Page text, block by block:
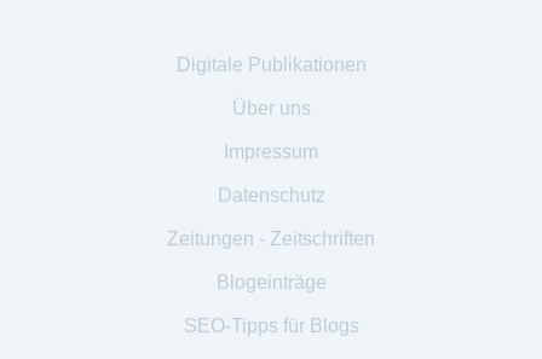
Digitale Publikationen
Über uns
Impressum
Datenschutz
Zeitungen - Zeitschriften
Blogeinträge
SEO-Tipps für Blogs